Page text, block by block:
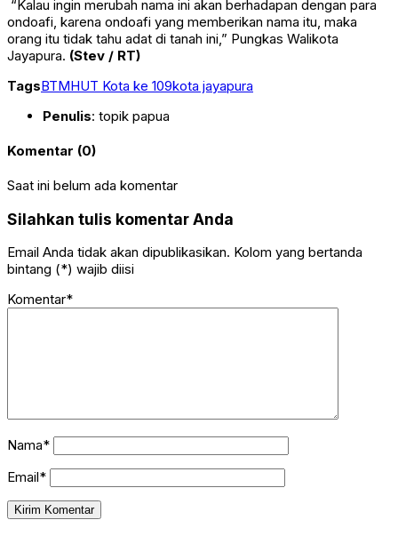
“Kalau ingin merubah nama ini akan berhadapan dengan para
ondoafi, karena ondoafi yang memberikan nama itu, maka
orang itu tidak tahu adat di tanah ini,” Pungkas Walikota
Jayapura. (Stev / RT)
TagsBTMHUT Kota ke 109kota jayapura
Penulis: topik papua
Komentar (0)
Saat ini belum ada komentar
Silahkan tulis komentar Anda
Email Anda tidak akan dipublikasikan. Kolom yang bertanda
bintang (*) wajib diisi
Komentar*
Nama*
Email*